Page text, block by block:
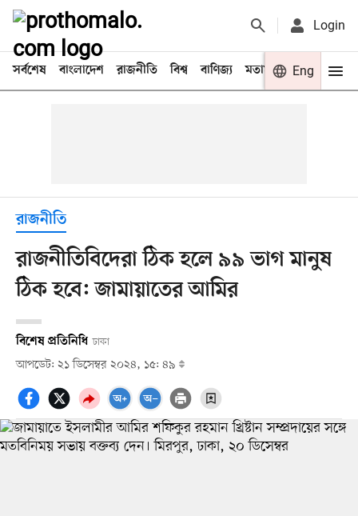
Login
সর্বশেষ বাংলাদেশ রাজনীতি বিশ্ব বাণিজ্য মতামত খেলা
Eng
রাজনীতি
রাজনীতিবিদেরা ঠিক হলে ৯৯ ভাগ মানুষ
ঠিক হবে: জামায়াতের আমির
বিশেষ প্রতিনিধি ঢাকা
আপডেট: ২১ ডিসেম্বর ২০২৪, ১৫: ৪৯